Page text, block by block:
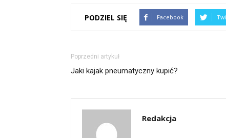
PODZIEL SIĘ Facebook
Poprzedni artykuł
Jaki kajak pneumatyczny kupić?
Redakcja